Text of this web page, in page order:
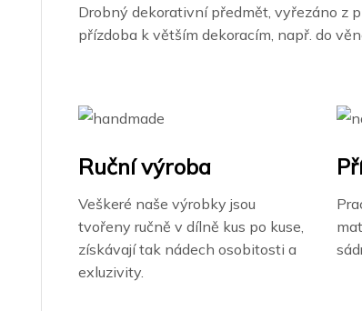
Drobný dekorativní předmět, vyřezáno z
přízdoba k větším dekoracím, např. do
Ruční výroba
Veškeré naše výrobky jsou
tvořeny ručně v dílně kus po kuse,
získávají tak nádech osobitosti a
exluzivity.